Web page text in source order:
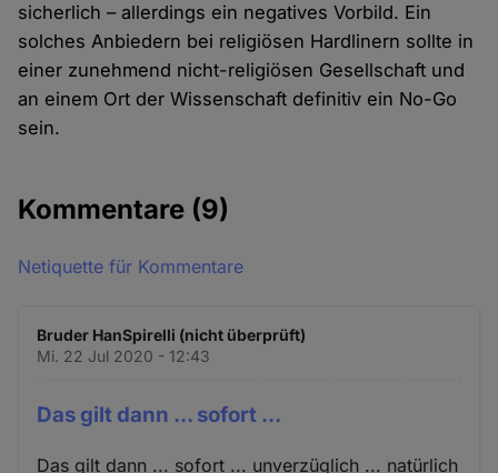
sicherlich – allerdings ein negatives Vorbild. Ein
solches Anbiedern bei religiösen Hardlinern sollte in
einer zunehmend nicht-religiösen Gesellschaft und
an einem Ort der Wissenschaft definitiv ein No-Go
sein.
Kommentare (9)
Netiquette für Kommentare
Bruder HanSpirelli (nicht überprüft)
Mi. 22 Jul 2020 - 12:43
Das gilt dann ... sofort ...
Das gilt dann ... sofort ... unverzüglich ... natürlich